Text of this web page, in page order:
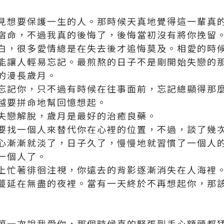
想要保護一生的人。那時候天真地覺得這一輩真
命，不過我真的後悔了，後悔當初沒有將你挽留
，很多愛情總是在失去後才追悔莫及。相愛的時
讓人輕易忘記。最煎熬的日子不是剛開始失戀的
漫長歲月。
記你，只不過有時候在往事面前，忘記總顯得那
要拼命地幫回憶想起。
戀解脫，歲月是最好的治癒良藥。
找一個人來替代你在心裡的位置，不過，談了幾
漸漸就淡了，日子久了，慢慢地就習慣了一個人
個人了。
忙著徘徊注視，你遠去的背影逐漸消失在人海裡
延在無盡的夜裡。當有一天終於不再想起你，那